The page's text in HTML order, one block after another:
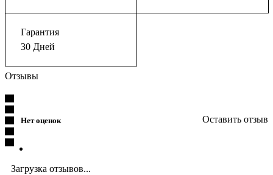
Гарантия
30 Дней
Отзывы
Нет оценок Оставить отзыв
Загрузка отзывов...